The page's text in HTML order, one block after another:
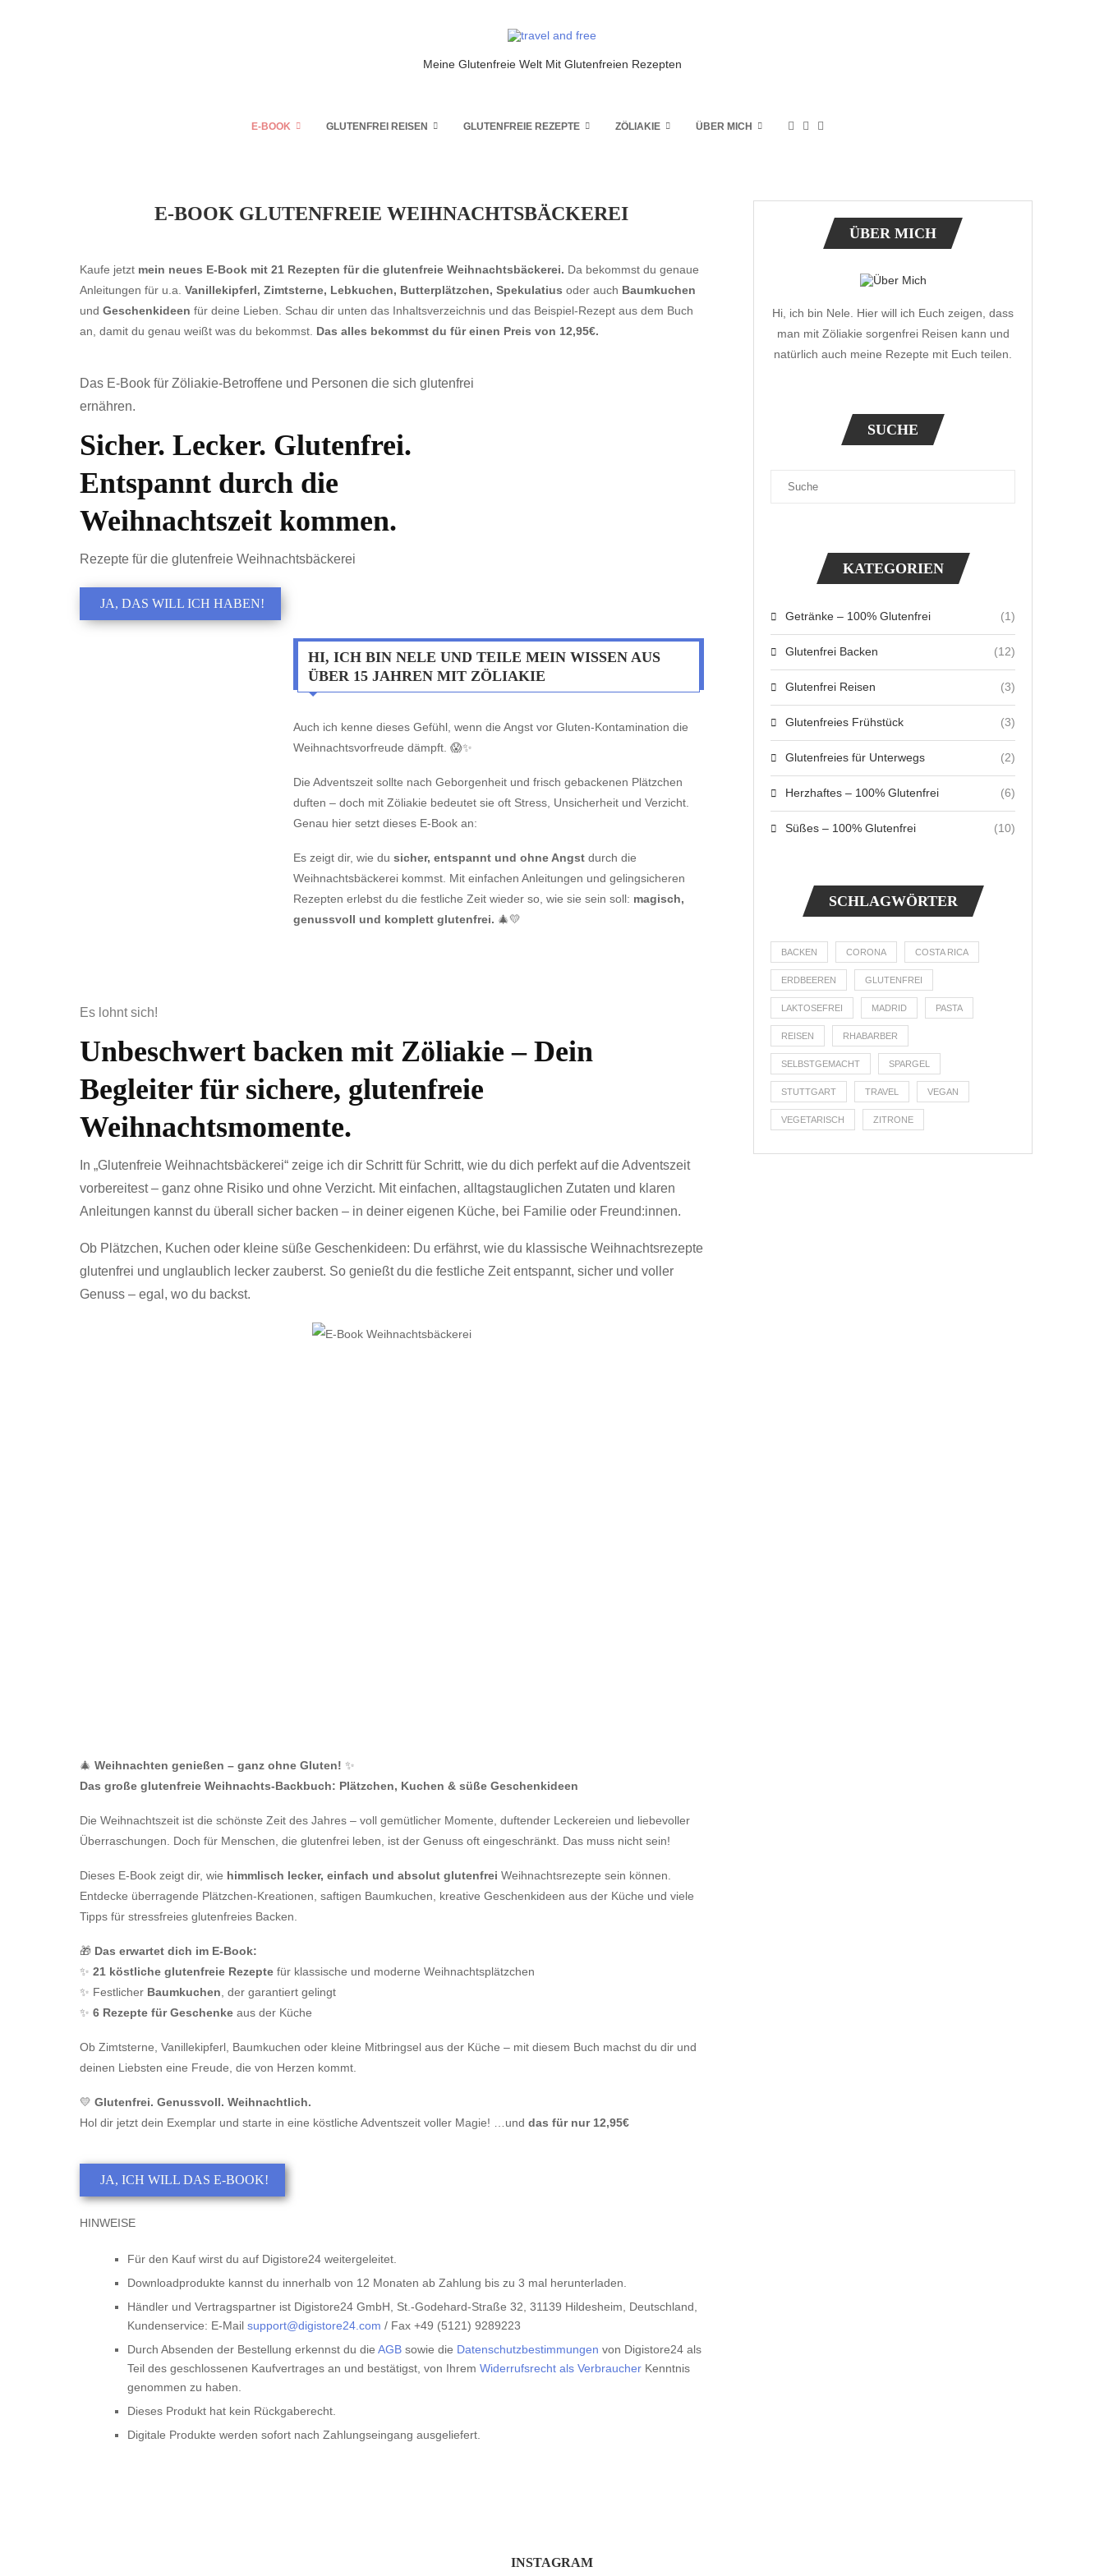
Meine Glutenfreie Welt Mit Glutenfreien Rezepten
E-BOOK GLUTENFREI REISEN GLUTENFREIE REZEPTE ZÖLIAKIE ÜBER MICH
E-BOOK GLUTENFREIE WEIHNACHTSBÄCKEREI
Kaufe jetzt mein neues E-Book mit 21 Rezepten für die glutenfreie Weihnachtsbäckerei. Da bekommst du genaue
Anleitungen für u.a. Vanillekipferl, Zimtsterne, Lebkuchen, Butterplätzchen, Spekulatius oder auch Baumkuchen
und Geschenkideen für deine Lieben. Schau dir unten das Inhaltsverzeichnis und das Beispiel-Rezept aus dem Buch
an, damit du genau weißt was du bekommst. Das alles bekommst du für einen Preis von 12,95€.
Das E-Book für Zöliakie-Betroffene und Personen die sich glutenfrei
ernähren.
Sicher. Lecker. Glutenfrei.
Entspannt durch die
Weihnachtszeit kommen.
Rezepte für die glutenfreie Weihnachtsbäckerei
JA, DAS WILL ICH HABEN!
HI, ICH BIN NELE UND TEILE MEIN WISSEN AUS
ÜBER 15 JAHREN MIT ZÖLIAKIE
Auch ich kenne dieses Gefühl, wenn die Angst vor Gluten-Kontamination die
Weihnachtsvorfreude dämpft. 😱✨
Die Adventszeit sollte nach Geborgenheit und frisch gebackenen Plätzchen
duften – doch mit Zöliakie bedeutet sie oft Stress, Unsicherheit und Verzicht.
Genau hier setzt dieses E-Book an:
Es zeigt dir, wie du sicher, entspannt und ohne Angstdurch die
Weihnachtsbäckerei kommst. Mit einfachen Anleitungen und gelingsicheren
Rezepten erlebst du die festliche Zeit wieder so, wie sie sein soll: magisch,
genussvoll und komplett glutenfrei. 🎄💛
Es lohnt sich!
Unbeschwert backen mit Zöliakie – Dein
Begleiter für sichere, glutenfreie
Weihnachtsmomente.
In „Glutenfreie Weihnachtsbäckerei“ zeige ich dir Schritt für Schritt, wie du dich perfekt auf die Adventszeit
vorbereitest – ganz ohne Risiko und ohne Verzicht. Mit einfachen, alltagstauglichen Zutaten und klaren
Anleitungen kannst du überall sicher backen – in deiner eigenen Küche, bei Familie oder Freund:innen.
Ob Plätzchen, Kuchen oder kleine süße Geschenkideen: Du erfährst, wie du klassische Weihnachtsrezepte
glutenfrei und unglaublich lecker zauberst. So genießt du die festliche Zeit entspannt, sicher und voller
Genuss – egal, wo du backst.
🎄 Weihnachten genießen – ganz ohne Gluten! ✨
Das große glutenfreie Weihnachts-Backbuch: Plätzchen, Kuchen & süße Geschenkideen
Die Weihnachtszeit ist die schönste Zeit des Jahres – voll gemütlicher Momente, duftender Leckereien und liebevoller
Überraschungen. Doch für Menschen, die glutenfrei leben, ist der Genuss oft eingeschränkt. Das muss nicht sein!
Dieses E-Book zeigt dir, wie himmlisch lecker, einfach und absolut glutenfrei Weihnachtsrezepte sein können.
Entdecke überragende Plätzchen-Kreationen, saftigen Baumkuchen, kreative Geschenkideen aus der Küche und viele
Tipps für stressfreies glutenfreies Backen.
🎁 Das erwartet dich im E-Book:
✨ 21 köstliche glutenfreie Rezepte für klassische und moderne Weihnachtsplätzchen
✨ Festlicher Baumkuchen , der garantiert gelingt
✨ 6 Rezepte für Geschenke aus der Küche
Ob Zimtsterne, Vanillekipferl, Baumkuchen oder kleine Mitbringsel aus der Küche – mit diesem Buch machst du dir und
deinen Liebsten eine Freude, die von Herzen kommt.
💛 Glutenfrei. Genussvoll. Weihnachtlich.
Hol dir jetzt dein Exemplar und starte in eine köstliche Adventszeit voller Magie! …und das für nur 12,95€
JA, ICH WILL DAS E-BOOK!
HINWEISE
Für den Kauf wirst du auf Digistore24 weitergeleitet.
Downloadprodukte kannst du innerhalb von 12 Monaten ab Zahlung bis zu 3 mal herunterladen.
Händler und Vertragspartner ist Digistore24 GmbH, St.-Godehard-Straße 32, 31139 Hildesheim, Deutschland,
Kundenservice: E-Mail support@digistore24.com / Fax +49 (5121) 9289223
Durch Absenden der Bestellung erkennst du die AGB sowie die Datenschutzbestimmungen von Digistore24 als
Teil des geschlossenen Kaufvertrages an und bestätigst, von Ihrem Widerrufsrecht als Verbraucher Kenntnis
genommen zu haben.
Dieses Produkt hat kein Rückgaberecht.
Digitale Produkte werden sofort nach Zahlungseingang ausgeliefert.
ÜBER MICH
Hi, ich bin Nele. Hier will ich Euch zeigen, dass
man mit Zöliakie sorgenfrei Reisen kann und
natürlich auch meine Rezepte mit Euch teilen.
SUCHE
KATEGORIEN
Getränke – 100% Glutenfrei (1)
Glutenfrei Backen (12)
Glutenfrei Reisen (3)
Glutenfreies Frühstück (3)
Glutenfreies für Unterwegs (2)
Herzhaftes – 100% Glutenfrei (6)
Süßes – 100% Glutenfrei (10)
SCHLAGWÖRTER
BACKEN CORONA COSTA RICA
ERDBEEREN GLUTENFREI
LAKTOSEFREI MADRID PASTA
REISEN RHABARBER
SELBSTGEMACHT SPARGEL
STUTTGART TRAVEL VEGAN
VEGETARISCH ZITRONE
INSTAGRAM